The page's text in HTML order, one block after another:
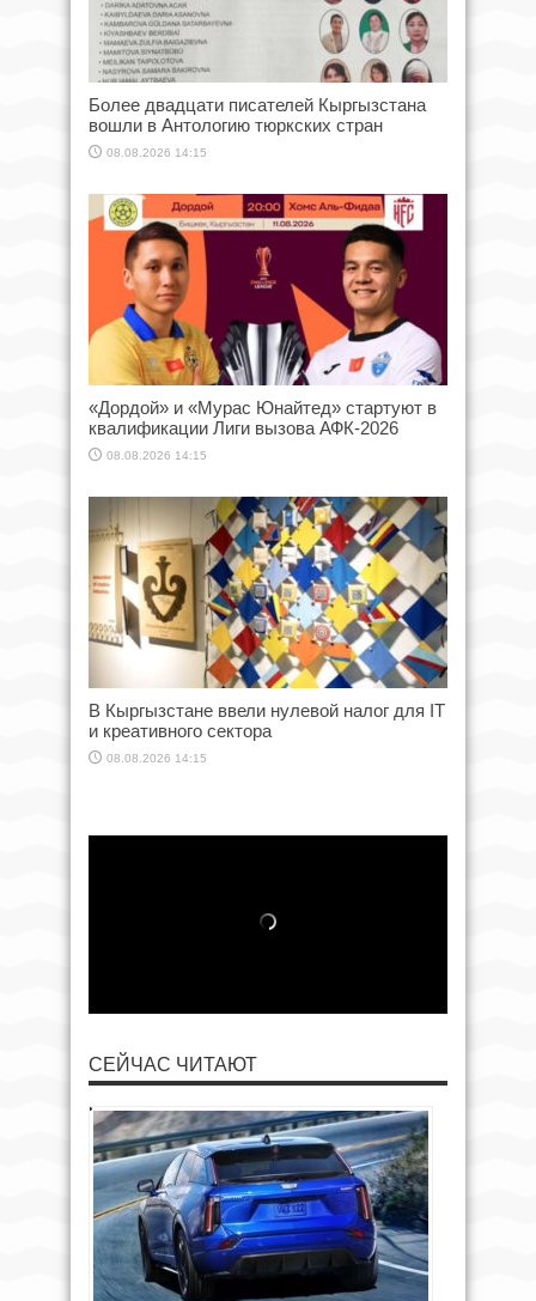
Более двадцати писателей Кыргызстана
вошли в Антологию тюркских стран
08.08.2026 14:15
«Дордой» и «Мурас Юнайтед» стартуют в
квалификации Лиги вызова АФК-2026
08.08.2026 14:15
В Кыргызстане ввели нулевой налог для IT
и креативного сектора
08.08.2026 14:15
СЕЙЧАС ЧИТАЮТ